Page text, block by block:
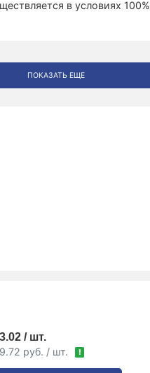
в условиях 100%
ПОКАЗАТЬ ЕЩЕ
/ шт.
руб. / шт. !